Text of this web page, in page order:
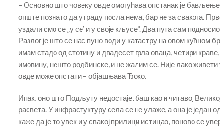
– Основно што човеку овде омогућава опстанак је
опште познато да у граду посла нема, бар не за свакога.
уздали смо се „у се’ и у своје кљусе“. Два пута сам
Разлог је што се нас пуно води у катастру на овом кућном
имам стадо од стотину и двадесет грла оваца, четири
имовину, нешто родбинске, и не жалим се. Није лако
овде може опстати – објашњава Ђоко.
Ипак, оно што Подљуту недостаје, баш као и читавој
расвета. У инфрастуктуру села се не улаже, а она је
каже да је то увек и у свакој прилици истицао, поново се